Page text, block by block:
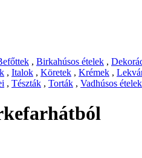
, Birkahúsos ételek ,
, Italok , Köretek , Krémek ,
, Tészták , Torták , Vadhúsos ételek